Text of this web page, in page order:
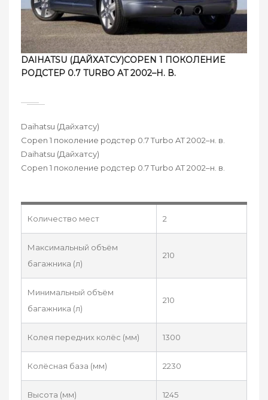
DAIHATSU (ДАЙХАТСУ)COPEN 1 ПОКОЛЕНИЕ
РОДСТЕР 0.7 TURBO AT 2002–Н. В.
Daihatsu (Дайхатсу)
Copen 1 поколение родстер 0.7 Turbo AT 2002–н. в.
Daihatsu (Дайхатсу)
Copen 1 поколение родстер 0.7 Turbo AT 2002–н. в.
Количество мест 2
Максимальный объём
багажника (л)
210
Минимальный объём
багажника (л)
210
Колея передних колёс (мм) 1300
Колёсная база (мм) 2230
Высота (мм) 1245